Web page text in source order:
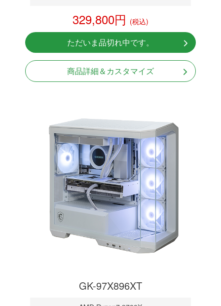
NVMeSSD 1TB
無線LAN Bluetooth対応
Windows11 Home 64bit
329,800円 (税込)
ただいま品切れ中です。
商品詳細＆カスタマイズ
GK-97X896XT